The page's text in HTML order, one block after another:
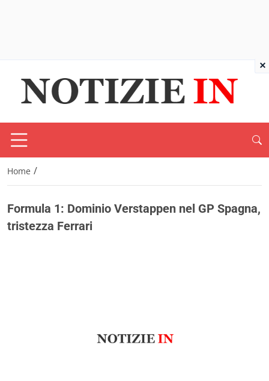
Home /
Formula 1: Dominio Verstappen nel GP Spagna,
tristezza Ferrari
×